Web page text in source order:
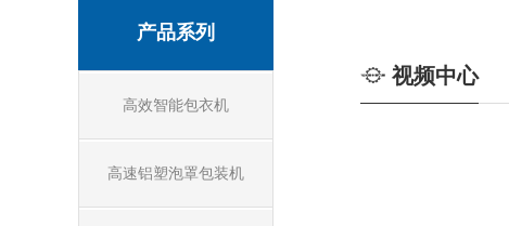
产品系列
高效智能包衣机
高速铝塑泡罩包装机
视频中心